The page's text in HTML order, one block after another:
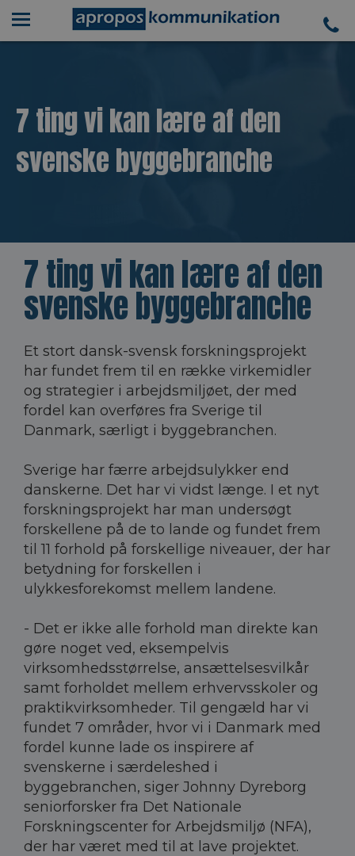
7 ting vi kan lære af den
svenske byggebranche
7 ting vi kan lære af den
svenske byggebranche
Et stort dansk-svensk forskningsprojekt
har fundet frem til en række virkemidler
og strategier i arbejdsmiljøet, der med
fordel kan overføres fra Sverige til
Danmark, særligt i byggebranchen.
Sverige har færre arbejdsulykker end
danskerne. Det har vi vidst længe. I et nyt
forskningsprojekt har man undersøgt
forskellene på de to lande og fundet frem
til 11 forhold på forskellige niveauer, der har
betydning for forskellen i
ulykkesforekomst mellem landene.
- Det er ikke alle forhold man direkte kan
gøre noget ved, eksempelvis
virksomhedsstørrelse, ansættelsesvilkår
samt forholdet mellem erhvervsskoler og
praktikvirksomheder. Til gengæld har vi
fundet 7 områder, hvor vi i Danmark med
fordel kunne lade os inspirere af
svenskerne i særdeleshed i
byggebranchen, siger Johnny Dyreborg
seniorforsker fra Det Nationale
Forskningscenter for Arbejdsmiljø (NFA),
der har været med til at lave projektet.